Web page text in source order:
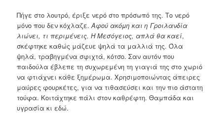
Πήγε στο λουτρό, έριξε νερό στο πρόσωπό της. Το νερό
μόνο που δεν κόχλαζε.Αφού ακόμη και η Γροιλανδία
λιώνει, τι περιμένεις. Η Μεσόγειος, απλά θα καεί,
σκέφτηκε καθώς μάζευε ψηλά τα μαλλιά της. Όλα
ψηλά, τραβηγμένα σφιχτά, κότσο. Σαν αυτόν που
παιδούλα έβλεπε τη συχωρεμένη τη γιαγιά της στο χωριό
να φτιάχνει κάθε ξημέρωμα. Χρησιμοποιώντας άπειρες
μαύρες φουρκέτες, για να τιθασεύσει και την πιο άστατη
τούφα. Κοιτάχτηκε πάλι στον καθρέφτη. Θαμπάδα και
υγρασία κι εδώ.